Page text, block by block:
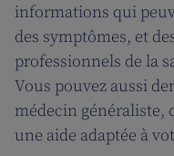
informations qui
des symptômes, et
professionnels de la
Vous pouvez aussi
médecin généraliste,
une aide adaptée à